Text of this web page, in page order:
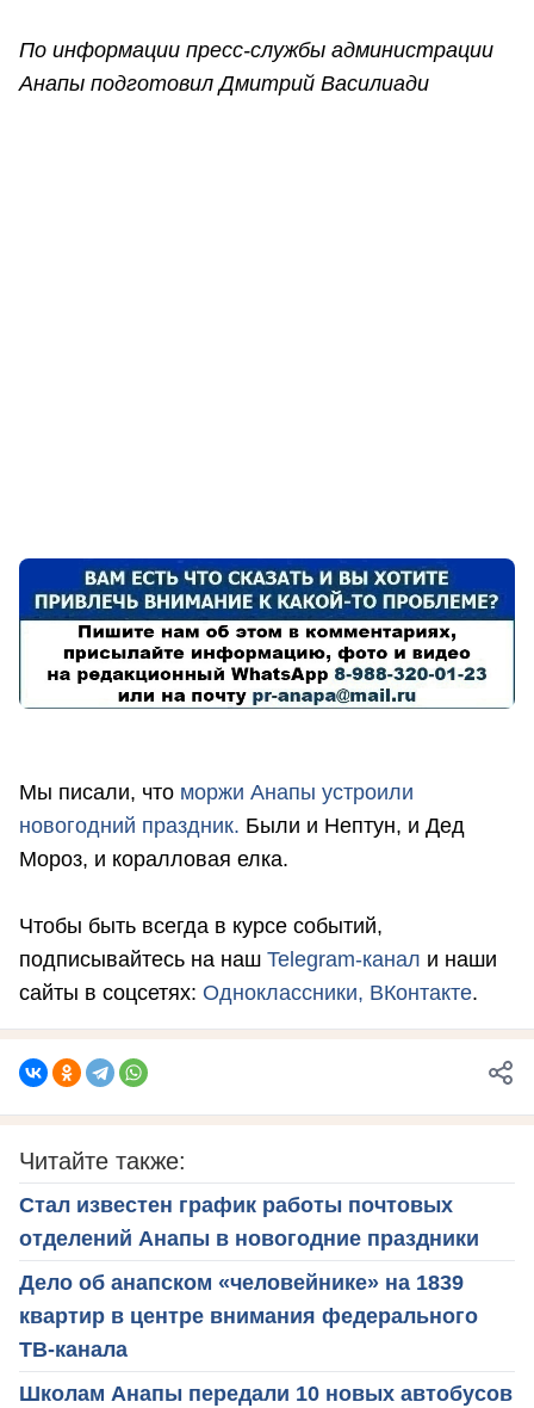
По информации пресс-службы администрации
Анапы подготовил Дмитрий Василиади
Мы писали, что моржи Анапы устроили
новогодний праздник. Были и Нептун, и Дед
Мороз, и коралловая елка.
Чтобы быть всегда в курсе событий,
подписывайтесь на наш Telegram-канал и наши
сайты в соцсетях: Одноклассники, ВКонтакте.
Читайте также:
Стал известен график работы почтовых
отделений Анапы в новогодние праздники
Дело об анапском «человейнике» на 1839
квартир в центре внимания федерального
ТВ-канала
Школам Анапы передали 10 новых автобусов